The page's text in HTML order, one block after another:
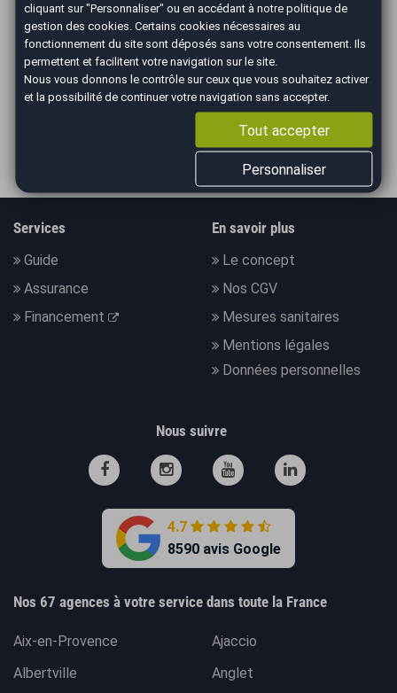
ILS PARLENT DE NOUS
Services
Guide
Assurance
Financement
En savoir plus
Le concept
Nos CGV
Mesures sanitaires
Mentions légales
Données personnelles
Nous suivre
4.7
8590 avis Google
Nos 67 agences à votre service dans toute la France
Aix-en-Provence
Ajaccio
Albertville
Anglet
cliquant sur "Personnaliser" ou en accédant à notrepolitique de
gestion des cookies . Certains cookies nécessaires au
fonctionnement du site sont déposés sans votre consentement. Ils
permettent et facilitent votre navigation sur le site.
Nous vous donnons le contrôle sur ceux que vous souhaitez activer
et la possibilité de continuer votre navigation sans accepter.
Tout accepter
Personnaliser